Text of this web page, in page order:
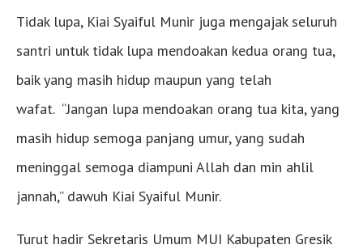
Tidak lupa, Kiai Syaiful Munir juga mengajak seluruh
santri untuk tidak lupa mendoakan kedua orang tua,
baik yang masih hidup maupun yang telah
wafat. “Jangan lupa mendoakan orang tua kita, yang
masih hidup semoga panjang umur, yang sudah
meninggal semoga diampuni Allah dan min ahlil
jannah,” dawuh Kiai Syaiful Munir.
Turut hadir Sekretaris Umum MUI Kabupaten Gresik